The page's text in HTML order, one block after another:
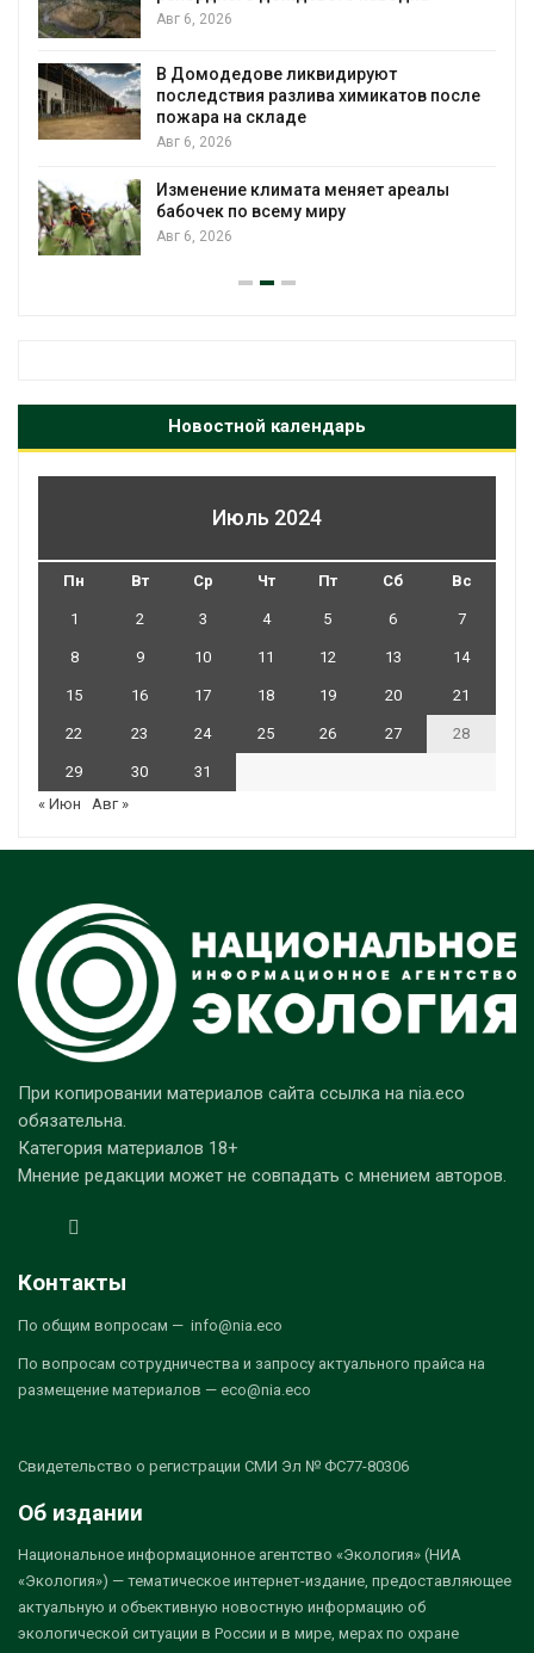
Авг 6, 2026
В Домодедове ликвидируют
последствия разлива химикатов после
пожара на складе
Авг 6, 2026
Изменение климата меняет ареалы
бабочек по всему миру
Авг 6, 2026
Новостной календарь
Июль 2024
Пн Вт Ср Чт Пт Сб Вс
1 2 3 4 5 6 7
8 9 10 11 12 13 14
15 16 17 18 19 20 21
22 23 24 25 26 27 28
29 30
31
« Июн
Авг »
При копировании материалов сайта ссылка на nia.eco
обязательна.
Категория материалов 18+
Мнение редакции может не совпадать с мнением авторов.
Контакты
По общим вопросам — info@nia.eco
По вопросам сотрудничества и запросу актуального прайса на
размещение материалов — eco@nia.eco
Свидетельство о регистрации СМИ Эл № ФС77-80306
Об издании
Национальное информационное агентство «Экология» (НИА
«Экология») — тематическое интернет-издание, предоставляющее
актуальную и объективную новостную информацию об
экологической ситуации в России и в мире, мерах по охране